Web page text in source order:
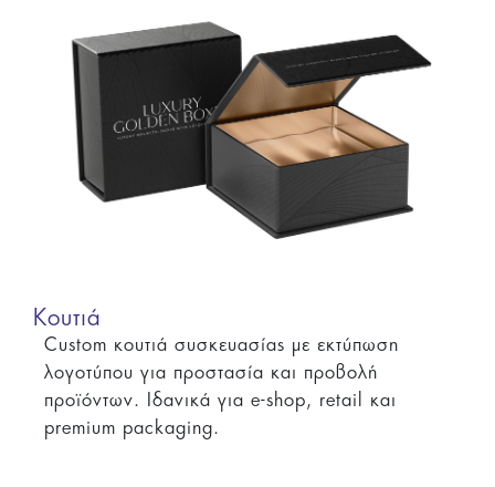
Κουτιά
Custom κουτιά συσκευασίας με εκτύπωση
λογοτύπου για προστασία και προβολή
προϊόντων. Ιδανικά για e-shop, retail και
premium packaging.